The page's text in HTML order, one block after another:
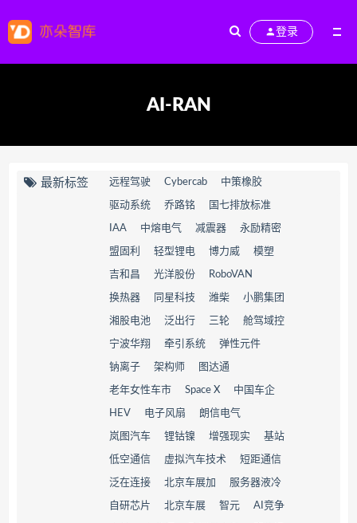
登录
AI-RAN
最新标签 远程驾驶 Cybercab 中策橡胶
驱动系统 乔路铭 国七排放标准
IAA 中熔电气 减震器 永励精密
盟固利 轻型锂电 博力威 模塑
吉和昌 光洋股份 RoboVAN
换热器 同星科技 潍柴 小鹏集团
湘股电池 泛出行 三轮 舱驾域控
宁波华翔 牵引系统 弹性元件
钠离子 架构师 图达通
老年女性车市 Space X 中国车企
HEV 电子风扇 朗信电气
岚图汽车 锂钴镍 增强现实 基站
低空通信 虚拟汽车技术 短距通信
泛在连接 北京车展加 服务器液冷
自研芯片 北京车展 智元 AI竞争